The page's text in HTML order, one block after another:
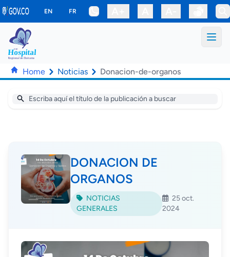
Saltar al contenido principal
EN FR
Home Noticias Donacion-de-organos
DONACION DE
ORGANOS
NOTICIAS
GENERALES
25 oct.
2024